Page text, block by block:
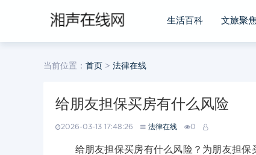
生活百科 文旅聚焦
当前位置： 首页 > 法律在线
给朋友担保买房有什么风险
2026-03-13 17:48:26 法律在线 0
给朋友担保买房有什么风险？为朋友担保